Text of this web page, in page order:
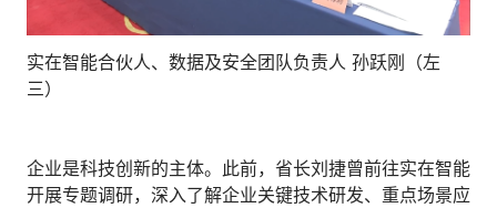
实在智能合伙人、数据及安全团队负责人 孙跃刚（左
三）
企业是科技创新的主体。此前，省长刘捷曾前往实在智能
开展专题调研，深入了解企业关键技术研发、重点场景应